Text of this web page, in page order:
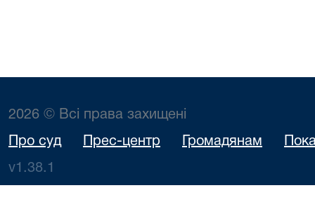
2026 © Всі права захищені
Про суд Прес-центр Громадянам
v1.38.1